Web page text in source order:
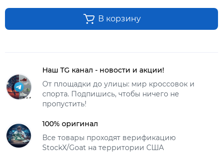
В корзину
Наш TG канал - новости и акции!
От площадки до улицы: мир кроссовок и
спорта. Подпишись, чтобы ничего не
пропустить!
100% оригинал
Все товары проходят верификацию
StockX/Goat на территории США